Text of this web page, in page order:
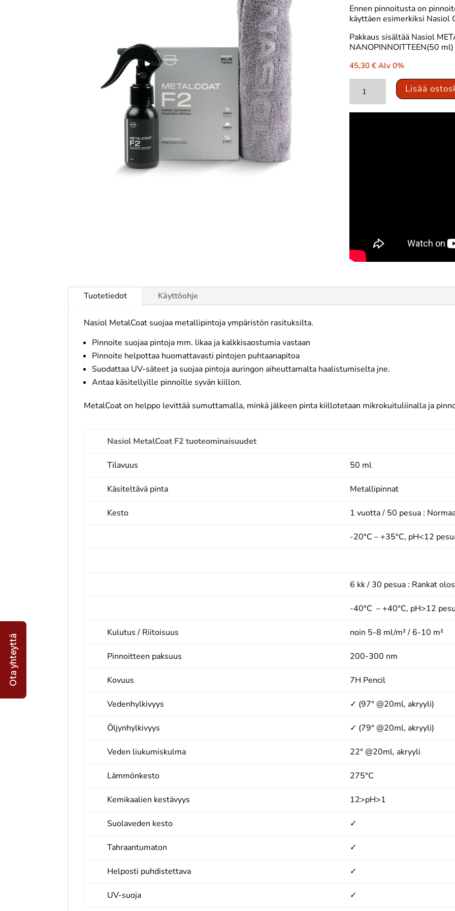
Ennen pinnoitusta on
käyttäen esimerkiksi Nasiol
Pakkaus sisältää Nasiol
NANOPINNOITTEEN(50
45,30€ Alv 0%
MetalCoat
F2
määrä
Lisää
Tuotetiedot Käyttöohje
Nasiol MetalCoat suojaa metallipintoja ympäristön rasituksilta.
Pinnoite suojaa pintoja mm. likaa ja kalkkisaostumia vastaan
Pinnoite helpottaa huomattavasti pintojen puhtaanapitoa
Suodattaa UV-säteet ja suojaa pintoja auringon aiheuttamalta haalistumiselta jne.
Antaa käsitellyille pinnoille syvän kiillon.
MetalCoat on helppo levittää sumuttamalla, minkä jälkeen pinta kiillotetaan mikrokuituliinalla ja
Nasiol MetalCoat F2 tuoteominaisuudet
Tilavuus 50 ml
Käsiteltävä pinta Metallipinnat
Kesto 1 vuotta / 50 pesua :
-20°C – +35°C, pH<12
6 kk / 30 pesua : Rankat
-40°C – +40°C, pH>12
Kulutus / Riitoisuus noin 5-8 ml/m² / 6-10 m²
Pinnoitteen paksuus 200-300 nm
Kovuus 7H Pencil
Vedenhylkivyys ✓ (97° @20ml, akryyli)
Öljynhylkivyys ✓ (79° @20ml, akryyli)
Veden liukumiskulma 22° @20ml, akryyli
Lämmönkesto 275°C
Kemikaalien kestävyys 12>pH>1
Suolaveden kesto ✓
Tahraantumaton ✓
Helposti puhdistettava ✓
UV-suoja ✓
Ota yhteyttä